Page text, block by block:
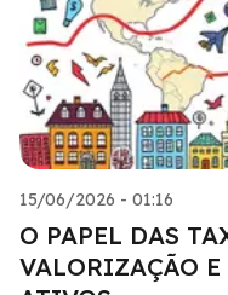
15/06/2026 - 01:16
O PAPEL DAS
VALORIZAÇÃO